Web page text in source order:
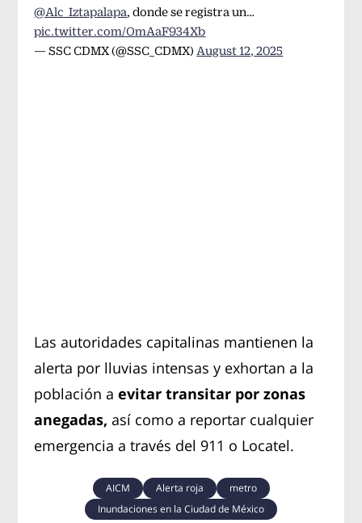
@Alc_Iztapalapa, donde se registra un…
pic.twitter.com/OmAaF934Xb
— SSC CDMX (@SSC_CDMX) August 12, 2025
Las autoridades capitalinas mantienen la
alerta por lluvias intensas y exhortan a la
población aevitar transitar por zonas
anegadas, así como a reportar cualquier
emergencia a través del 911 o Locatel.
AICM Alerta roja
metro
Inundaciones en la Ciudad de México